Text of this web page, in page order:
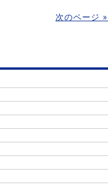
次のページ »